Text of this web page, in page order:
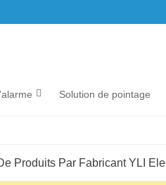
Solution de pointage
Produits Par Fabricant YLI